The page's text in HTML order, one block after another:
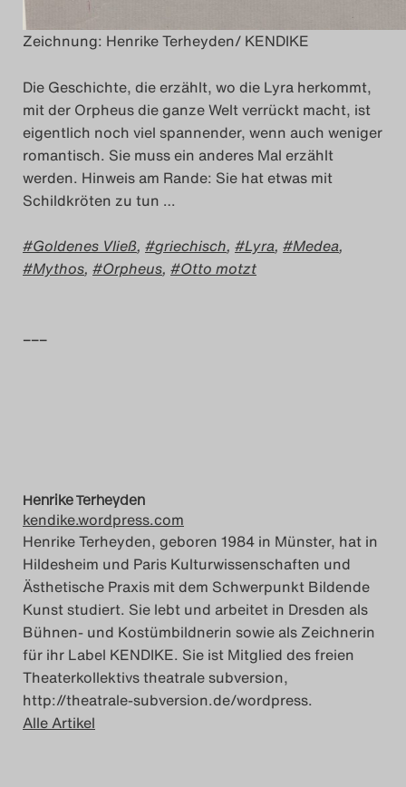
Zeichnung: Henrike Terheyden/ KENDIKE
Die Geschichte, die erzählt, wo die Lyra herkommt,
mit der Orpheus die ganze Welt verrückt macht, ist
eigentlich noch viel spannender, wenn auch weniger
romantisch. Sie muss ein anderes Mal erzählt
werden. Hinweis am Rande: Sie hat etwas mit
Schildkröten zu tun …
Goldenes Vließ, griechisch, Lyra, Medea,
Mythos, Orpheus, Otto motzt
–––
Henrike Terheyden
kendike.wordpress.com
Henrike Terheyden, geboren 1984 in Münster, hat in
Hildesheim und Paris Kulturwissenschaften und
Ästhetische Praxis mit dem Schwerpunkt Bildende
Kunst studiert. Sie lebt und arbeitet in Dresden als
Bühnen- und Kostümbildnerin sowie als Zeichnerin
für ihr Label KENDIKE. Sie ist Mitglied des freien
Theaterkollektivs theatrale subversion,
http://theatrale-subversion.de/wordpress.
Alle Artikel